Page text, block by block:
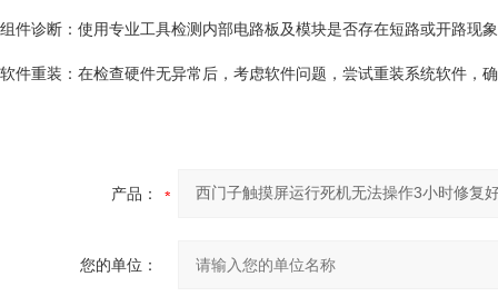
组件诊断：使用专业工具检测内部电路板及模块是否存在短路或开路现
软件重装：在检查硬件无异常后，考虑软件问题，尝试重装系统软件，
产品：
您的单位：